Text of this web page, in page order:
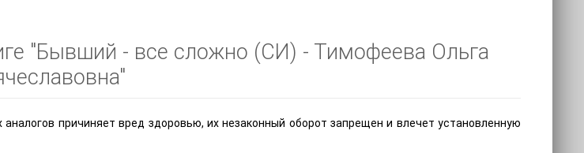
"Бывший - все сложно (СИ) - Тимофеева Ольга
причиняет вред здоровью, их незаконный оборот запрещен и влечет установленную